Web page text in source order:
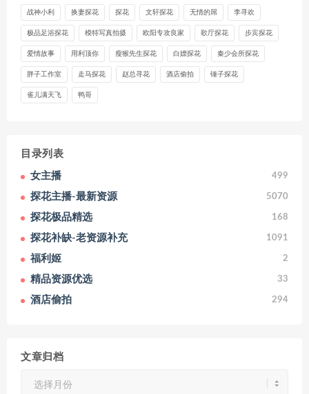
战神小利 换妻探花 探花 文轩探花 无情的屌 李寻欢
极品足浴探花 模特写真拍摄 欧阳专攻良家 歌厅探花 步宾探花
爱情故事 用利顶你 瘦猴先生探花 白嫖探花 秦少会所探花
胖子工作室 走马探花 赵总寻花 酒店偷拍 锤子探花
雀儿满天飞 鸭哥
目录列表
女主播 499
探花主播-最新资源 5070
探花极品精选 168
探花补缺-老资源补充 1091
福利姬 2
精品资源优选 33
酒店偷拍 294
文章归档